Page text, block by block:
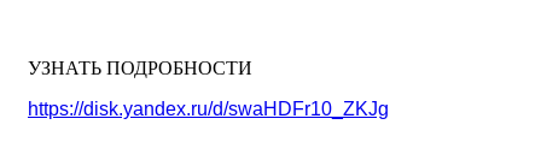
УЗНАТЬ ПОДРОБНОСТИ
https://disk.yandex.ru/d/swaHDFr10_ZKJg